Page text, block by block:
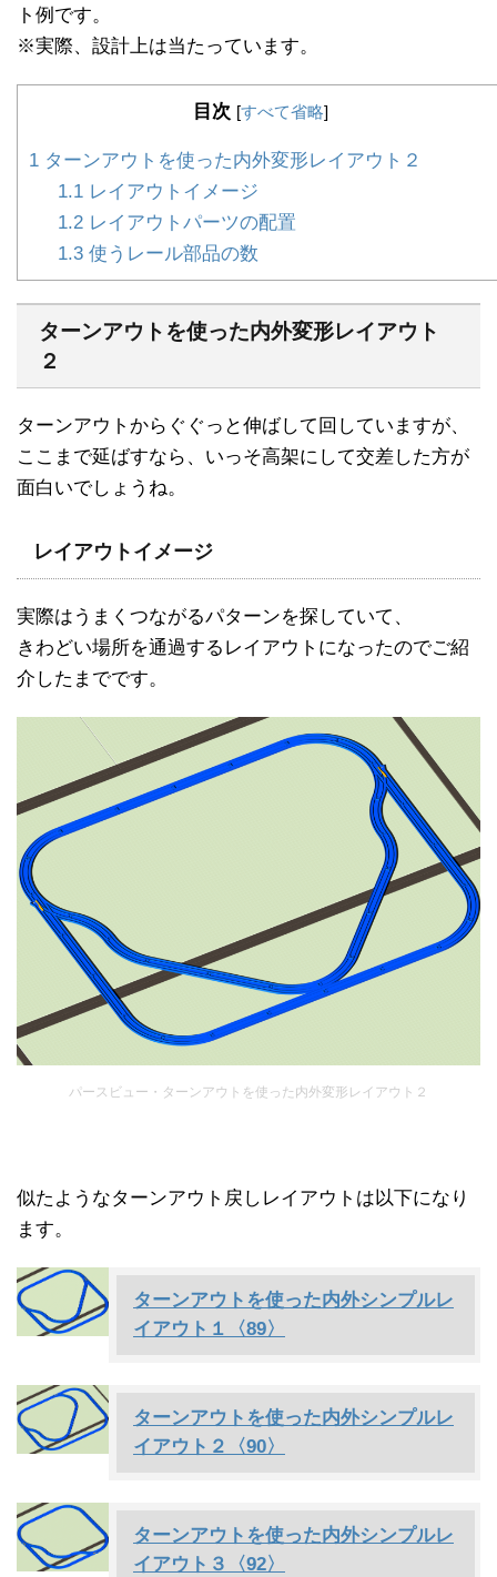
ト例です。
※実際、設計上は当たっています。
目次 [すべて省略]
1 ターンアウトを使った内外変形レイアウト２
1.1レイアウトイメージ
1.2レイアウトパーツの配置
1.3使うレール部品の数
ターンアウトを使った内外変形レイアウト
２
ターンアウトからぐぐっと伸ばして回していますが、
ここまで延ばすなら、いっそ高架にして交差した方が
面白いでしょうね。
レイアウトイメージ
実際はうまくつながるパターンを探していて、
きわどい場所を通過するレイアウトになったのでご紹
介したまでです。
パースビュー・ターンアウトを使った内外変形レイアウト２
似たようなターンアウト戻しレイアウトは以下になり
ます。
ターンアウトを使った内外シンプルレ
イアウト１〈89〉
ターンアウトを使った内外シンプルレ
イアウト２〈90〉
ターンアウトを使った内外シンプルレ
イアウト３〈92〉